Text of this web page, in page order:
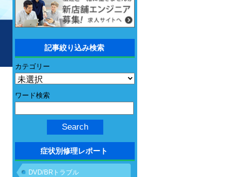
記事絞り込み検索
カテゴリー
ワード検索
症状別修理レポート
DVD/BRトラブル